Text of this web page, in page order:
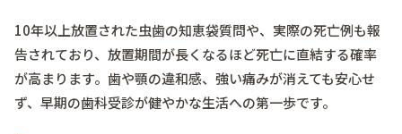
10年以上放置された虫歯の知恵袋質問や、実際の死亡例も報
告されており、放置期間が長くなるほど死亡に直結する確率
が高まります。歯や顎の違和感、強い痛みが消えても安心せ
ず、早期の歯科受診が健やかな生活への第一歩です。